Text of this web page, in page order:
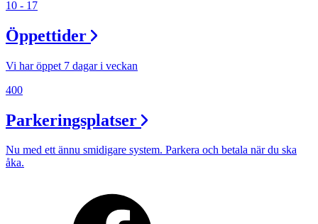
10 - 17
Öppettider
Vi har öppet 7 dagar i veckan
400
Parkeringsplatser
Nu med ett ännu smidigare system. Parkera och betala när du ska
åka.